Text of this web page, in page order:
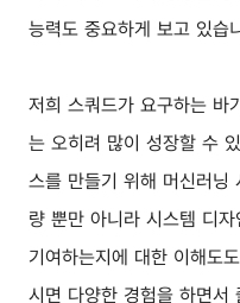
능력도 중요하게 보고 있습
저희 스쿼드가 요구하는 바
는 오히려 많이 성장할 수
스를 만들기 위해 머신러닝
량 뿐만 아니라 시스템 디
기여하는지에 대한 이해도
시면 다양한 경험을 하면서